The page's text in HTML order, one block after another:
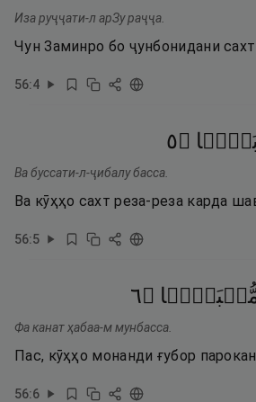
Иза руҷҷати-л арЗу раҷҷа.
Чун Заминро бо ҷунбонидани
56:4
۝٥
Ва буссати-л-ҷибалу басса.
Ва кӯҳҳо сахт реза-реза карда
56:5
۝٦
Фа канат ҳабаа-м мунбасса.
Пас, кӯҳҳо монанди ғубор
56:6